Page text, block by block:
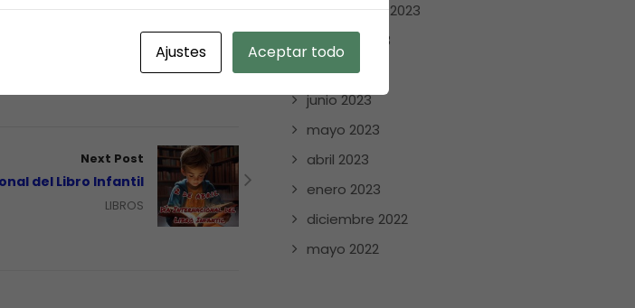
Next Post
del Libro Infantil
LIBROS
septiembre 2023
agosto 2023
julio 2023
junio 2023
mayo 2023
abril 2023
enero 2023
diciembre 2022
mayo 2022
Ajustes Aceptar todo